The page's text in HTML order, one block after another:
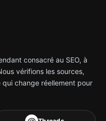
consacré au SEO, à
vérifions les sources,
change réellement pour